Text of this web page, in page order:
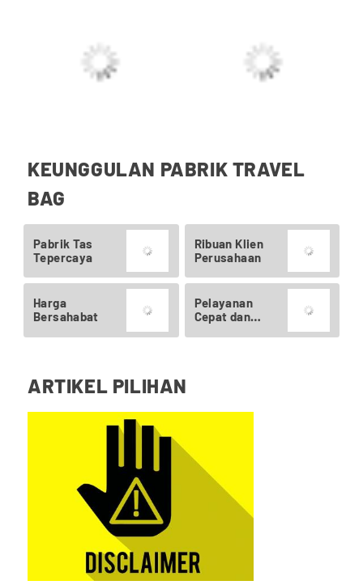
KEUNGGULAN PABRIK TRAVEL
BAG
Pabrik Tas
Tepercaya
Ribuan Klien
Perusahaan
Harga
Bersahabat
Pelayanan
Cepat dan
ARTIKEL PILIHAN